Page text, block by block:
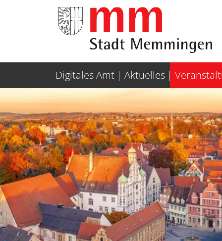
Weiter zur Navigation Weiter zum Inhalt
Digitales Amt Aktuelles